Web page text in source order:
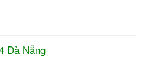
Đà Nẵng